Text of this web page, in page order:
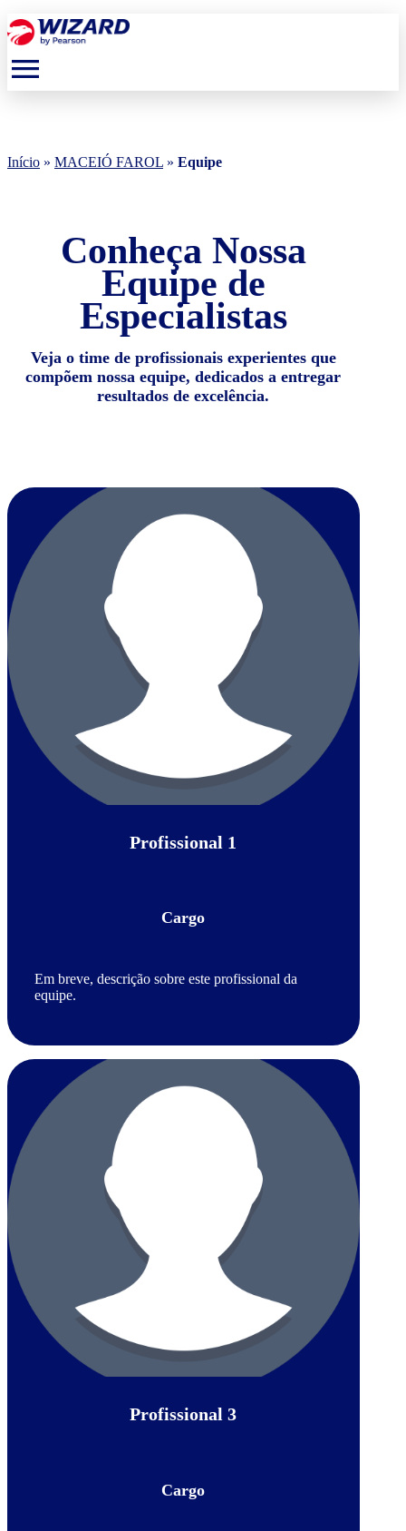
menu
Início » MACEIÓ FAROL » Equipe
Conheça Nossa
Equipe de
Especialistas
Veja o time de profissionais experientes que
compõem nossa equipe, dedicados a entregar
resultados de excelência.
Profissional 1
Cargo
Em breve, descrição sobre este profissional da
equipe.
Profissional 3
Cargo